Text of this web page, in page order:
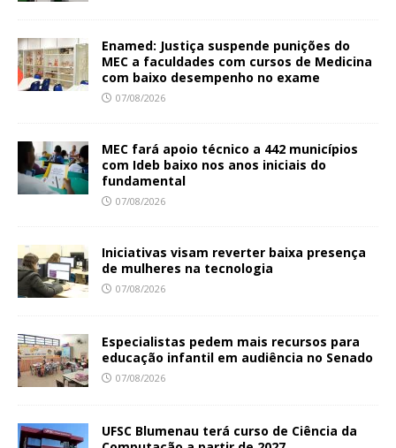
Enamed: Justiça suspende punições do
MEC a faculdades com cursos de Medicina
com baixo desempenho no exame
07/08/2026
MEC fará apoio técnico a 442 municípios
com Ideb baixo nos anos iniciais do
fundamental
07/08/2026
Iniciativas visam reverter baixa presença
de mulheres na tecnologia
07/08/2026
Especialistas pedem mais recursos para
educação infantil em audiência no Senado
07/08/2026
UFSC Blumenau terá curso de Ciência da